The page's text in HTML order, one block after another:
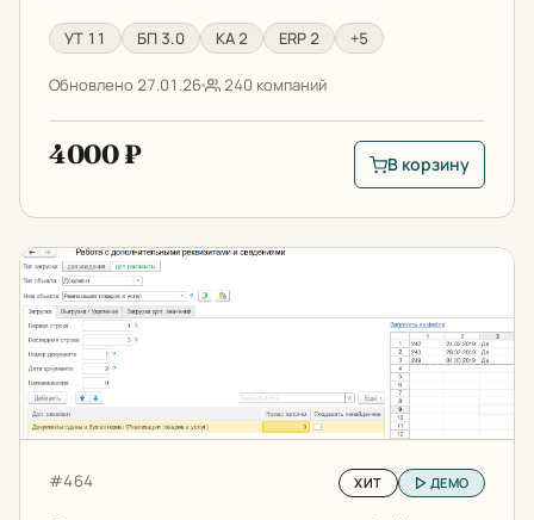
УТ 11 БП 3.0 КА 2 ERP 2 +5
Обновлено 27.01.26 240 компаний
4000 ₽
В корзину:
В корзину
Загрузка допреквизитов из файла
Артикул:
#464 ХИТ ДЕМО